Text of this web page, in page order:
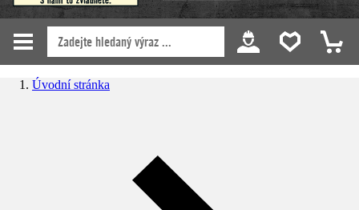
Úvodní stránka